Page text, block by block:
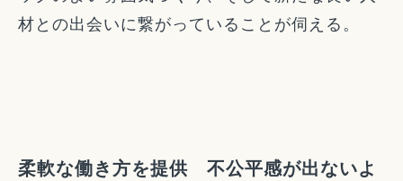
材との出会いに繋がっていることが伺える。
柔軟な働き方を提供 不公平感が出ないよ